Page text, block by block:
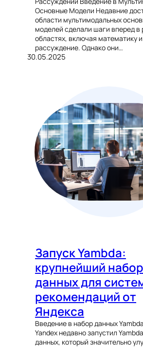
Основные Модели Недавние
области мультимодальных
моделей сделали шаги вперед в
областях, включая математику
рассуждение. Однако они…
30.05.2025
Запуск Yambda:
крупнейший набор
данных для
рекомендаций от
Яндекса
Введение в набор данных
Yandex недавно запустил
данных, который значительно